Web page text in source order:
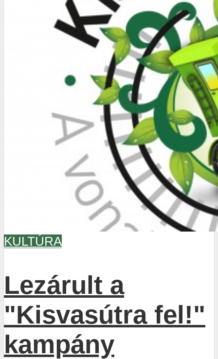
KULTÚRA
Lezárult a
"Kisvasútra fel!"
kampány